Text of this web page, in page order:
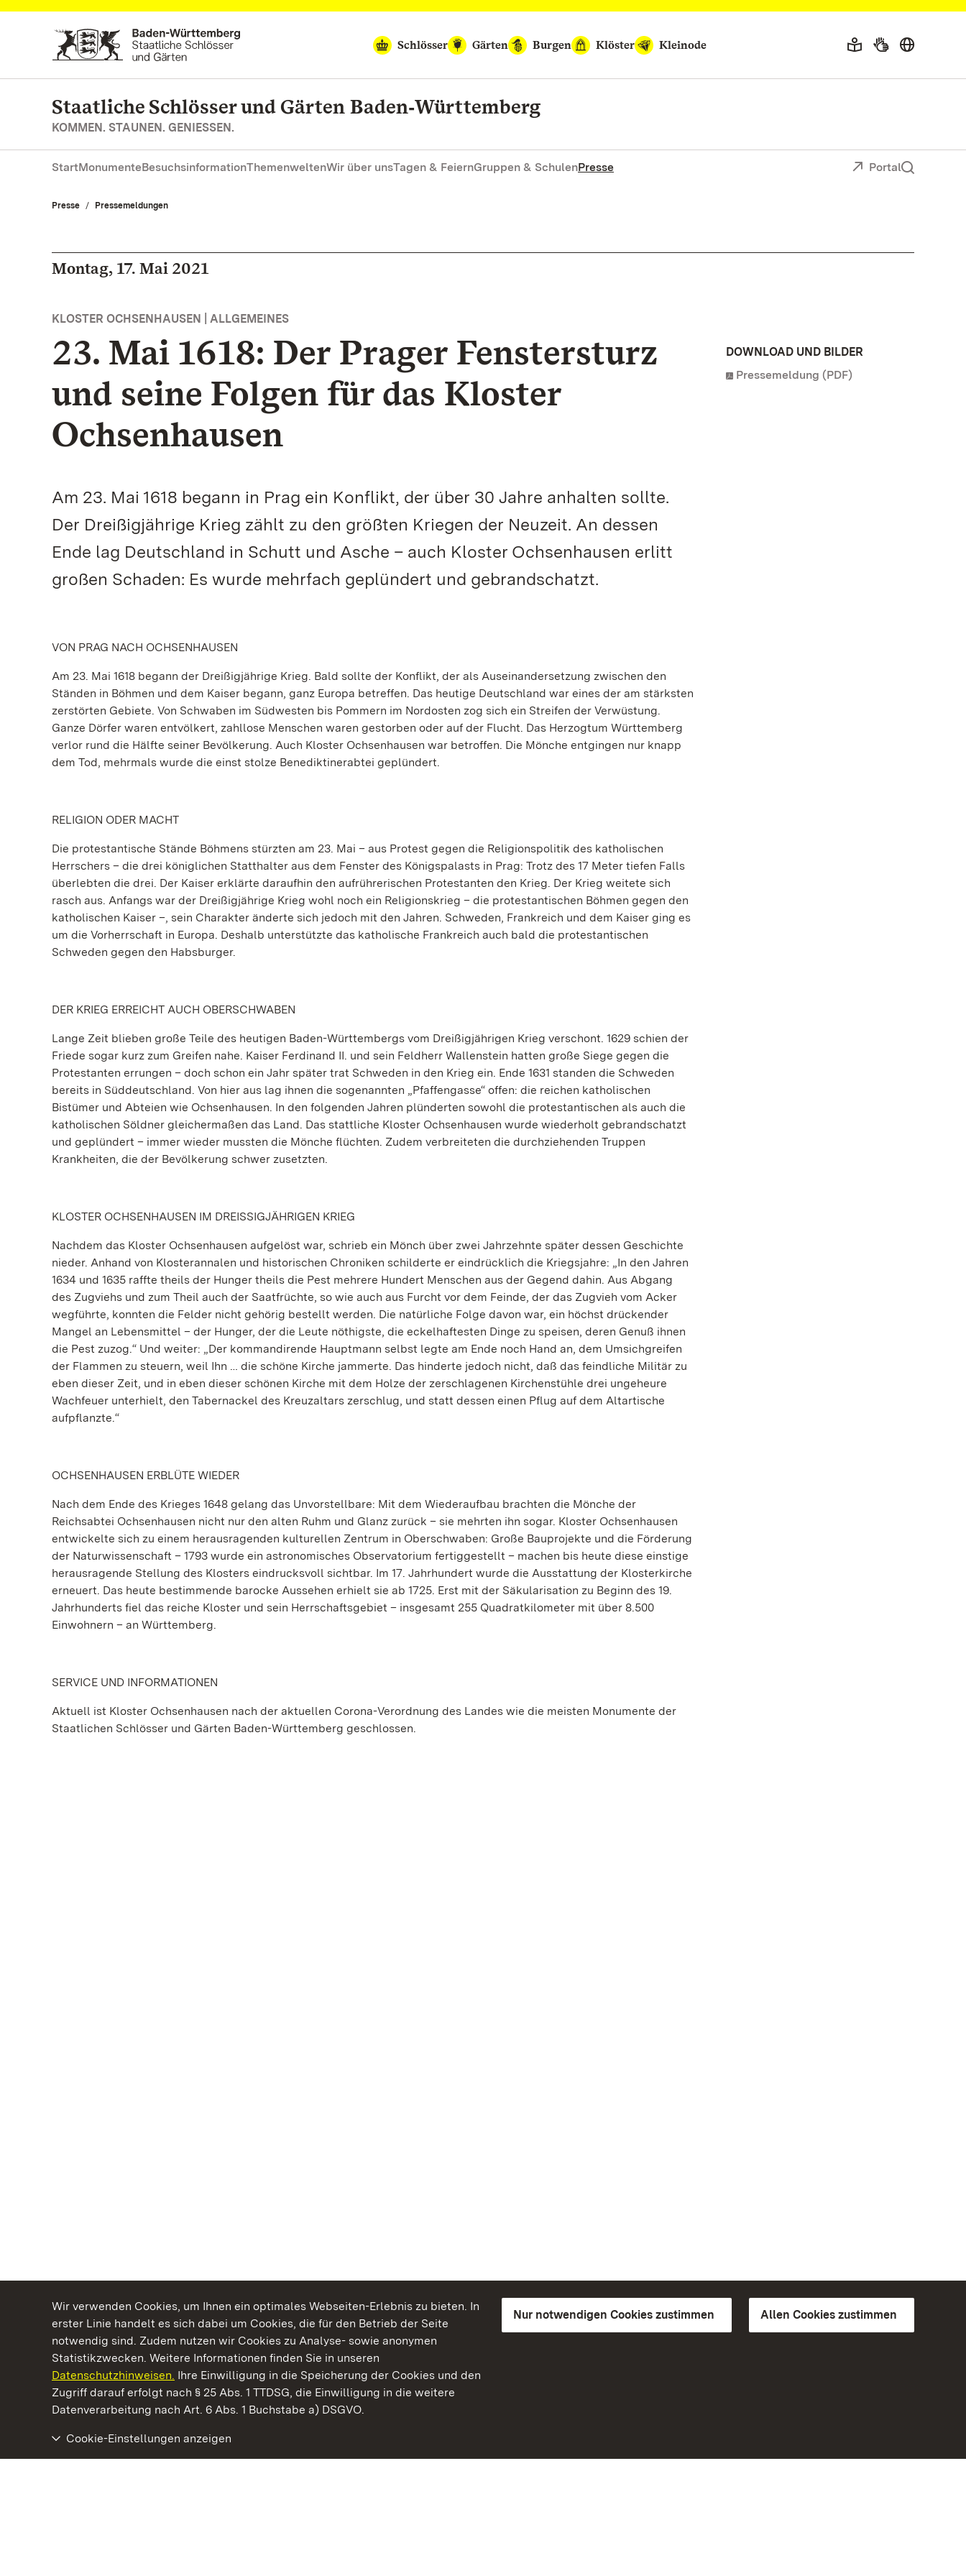
Wir verwenden Cookies, um Ihnen ein optimales Webseiten-Erlebnis zu bieten. In
erster Linie handelt es sich dabei um Cookies, die für den Betrieb der Seite
notwendig sind. Zudem nutzen wir Cookies zu Analyse- sowie anonymen
Statistikzwecken. Weitere Informationen finden Sie in unseren
Datenschutzhinweisen. Ihre Einwilligung in die Speicherung der Cookies und den
Zugriff darauf erfolgt nach § 25 Abs. 1 TTDSG, die Einwilligung in die weitere
Datenverarbeitung nach Art. 6 Abs. 1 Buchstabe a) DSGVO.
Nur notwendigen Cookies zustimmen Allen Cookies zustimmen
Cookie-Einstellungen anzeigen
Zum Hauptinhalt springen
Schlösser
Gärten Burgen Klöster Kleinode
Staatliche Schlösser und Gärten Baden‑Württemberg
KOMMEN. STAUNEN. GENIESSEN.
StartMonumenteBesuchsinformationThemenweltenWir über unsTagen & FeiernGruppen & SchulenPresse Portal
Presse Pressemeldungen
Montag, 17. Mai 2021
KLOSTER OCHSENHAUSEN | ALLGEMEINES
23. Mai 1618: Der Prager Fenstersturz
und seine Folgen für das Kloster
Ochsenhausen
Am 23. Mai 1618 begann in Prag ein Konflikt, der über 30 Jahre anhalten sollte.
Der Dreißigjährige Krieg zählt zu den größten Kriegen der Neuzeit. An dessen
Ende lag Deutschland in Schutt und Asche – auch Kloster Ochsenhausen erlitt
großen Schaden: Es wurde mehrfach geplündert und gebrandschatzt.
VON PRAG NACH OCHSENHAUSEN
Am 23. Mai 1618 begann der Dreißigjährige Krieg. Bald sollte der Konflikt, der als Auseinandersetzung zwischen den
Ständen in Böhmen und dem Kaiser begann, ganz Europa betreffen. Das heutige Deutschland war eines der am stärksten
zerstörten Gebiete. Von Schwaben im Südwesten bis Pommern im Nordosten zog sich ein Streifen der Verwüstung.
Ganze Dörfer waren entvölkert, zahllose Menschen waren gestorben oder auf der Flucht. Das Herzogtum Württemberg
verlor rund die Hälfte seiner Bevölkerung. Auch Kloster Ochsenhausen war betroffen. Die Mönche entgingen nur knapp
dem Tod, mehrmals wurde die einst stolze Benediktinerabtei geplündert.
RELIGION ODER MACHT
Die protestantische Stände Böhmens stürzten am 23. Mai – aus Protest gegen die Religionspolitik des katholischen
Herrschers – die drei königlichen Statthalter aus dem Fenster des Königspalasts in Prag: Trotz des 17 Meter tiefen Falls
überlebten die drei. Der Kaiser erklärte daraufhin den aufrührerischen Protestanten den Krieg. Der Krieg weitete sich
rasch aus. Anfangs war der Dreißigjährige Krieg wohl noch ein Religionskrieg – die protestantischen Böhmen gegen den
katholischen Kaiser –, sein Charakter änderte sich jedoch mit den Jahren. Schweden, Frankreich und dem Kaiser ging es
um die Vorherrschaft in Europa. Deshalb unterstützte das katholische Frankreich auch bald die protestantischen
Schweden gegen den Habsburger.
DER KRIEG ERREICHT AUCH OBERSCHWABEN
Lange Zeit blieben große Teile des heutigen Baden-Württembergs vom Dreißigjährigen Krieg verschont. 1629 schien der
Friede sogar kurz zum Greifen nahe. Kaiser Ferdinand II. und sein Feldherr Wallenstein hatten große Siege gegen die
Protestanten errungen – doch schon ein Jahr später trat Schweden in den Krieg ein. Ende 1631 standen die Schweden
bereits in Süddeutschland. Von hier aus lag ihnen die sogenannten „Pfaffengasse“ offen: die reichen katholischen
Bistümer und Abteien wie Ochsenhausen. In den folgenden Jahren plünderten sowohl die protestantischen als auch die
katholischen Söldner gleichermaßen das Land. Das stattliche Kloster Ochsenhausen wurde wiederholt gebrandschatzt
und geplündert – immer wieder mussten die Mönche flüchten. Zudem verbreiteten die durchziehenden Truppen
Krankheiten, die der Bevölkerung schwer zusetzten.
KLOSTER OCHSENHAUSEN IM DREISSIGJÄHRIGEN KRIEG
Nachdem das Kloster Ochsenhausen aufgelöst war, schrieb ein Mönch über zwei Jahrzehnte später dessen Geschichte
nieder. Anhand von Klosterannalen und historischen Chroniken schilderte er eindrücklich die Kriegsjahre: „In den Jahren
1634 und 1635 raffte theils der Hunger theils die Pest mehrere Hundert Menschen aus der Gegend dahin. Aus Abgang
des Zugviehs und zum Theil auch der Saatfrüchte, so wie auch aus Furcht vor dem Feinde, der das Zugvieh vom Acker
wegführte, konnten die Felder nicht gehörig bestellt werden. Die natürliche Folge davon war, ein höchst drückender
Mangel an Lebensmittel – der Hunger, der die Leute nöthigste, die eckelhaftesten Dinge zu speisen, deren Genuß ihnen
die Pest zuzog.“ Und weiter: „Der kommandirende Hauptmann selbst legte am Ende noch Hand an, dem Umsichgreifen
der Flammen zu steuern, weil Ihn … die schöne Kirche jammerte. Das hinderte jedoch nicht, daß das feindliche Militär zu
eben dieser Zeit, und in eben dieser schönen Kirche mit dem Holze der zerschlagenen Kirchenstühle drei ungeheure
Wachfeuer unterhielt, den Tabernackel des Kreuzaltars zerschlug, und statt dessen einen Pflug auf dem Altartische
aufpflanzte.“
OCHSENHAUSEN ERBLÜTE WIEDER
Nach dem Ende des Krieges 1648 gelang das Unvorstellbare: Mit dem Wiederaufbau brachten die Mönche der
Reichsabtei Ochsenhausen nicht nur den alten Ruhm und Glanz zurück – sie mehrten ihn sogar. Kloster Ochsenhausen
entwickelte sich zu einem herausragenden kulturellen Zentrum in Oberschwaben: Große Bauprojekte und die Förderung
der Naturwissenschaft – 1793 wurde ein astronomisches Observatorium fertiggestellt – machen bis heute diese einstige
herausragende Stellung des Klosters eindrucksvoll sichtbar. Im 17. Jahrhundert wurde die Ausstattung der Klosterkirche
erneuert. Das heute bestimmende barocke Aussehen erhielt sie ab 1725. Erst mit der Säkularisation zu Beginn des 19.
Jahrhunderts fiel das reiche Kloster und sein Herrschaftsgebiet – insgesamt 255 Quadratkilometer mit über 8.500
Einwohnern – an Württemberg.
SERVICE UND INFORMATIONEN
Aktuell ist Kloster Ochsenhausen nach der aktuellen Corona-Verordnung des Landes wie die meisten Monumente der
Staatlichen Schlösser und Gärten Baden-Württemberg geschlossen.
DOWNLOAD UND BILDER
Pressemeldung (PDF)
Kommen. Staunen. Genießen.